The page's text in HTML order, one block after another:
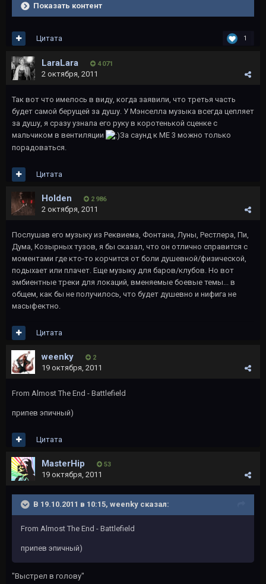
Показать контент
1
Цитата
LaraLara 4 071
2 октября, 2011
Так вот что имелось в виду, когда заявили, что третья часть
будет самой берущей за душу. У Мэнселла музыка всегда цепляет
за душу, я сразу узнала его руку в коротенькой сценке с
мальчиком в вентиляции
За саунд к ME 3 можно только
порадоваться.
Цитата
Holden 2 986
2 октября, 2011
Послушав его музыку из Реквиема, Фонтана, Луны, Рестлера, Пи,
Дума, Козырных тузов, я бы сказал, что он отлично справится с
моментами где кто-то корчится от боли душевной/физической,
подыхает или плачет. Еще музыку для баров/клубов. Но вот
эмбиентные треки для локаций, вменяемые боевые темы... в
общем, как бы не получилось, что будет душевно и нифига не
масыфектно.
Цитата
weenky 2
19 октября, 2011
From Almost The End - Battlefield
припев эпичный)
Цитата
MasterHip 53
19 октября, 2011
В 19.10.2011 в 10:15, weenky сказал:
From Almost The End - Battlefield
припев эпичный)
"Выстрел в голову"